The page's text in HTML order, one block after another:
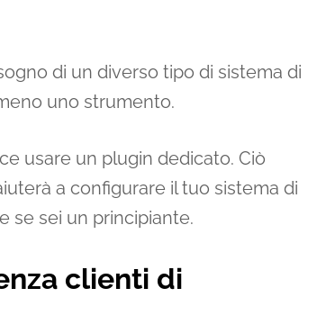
di un diverso tipo di sistema di
uno strumento.
usare un plugin dedicato. Ciò
a configurare il tuo sistema di
se sei un principiante.
clienti di